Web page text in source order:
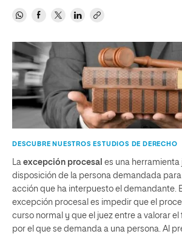
DESCUBRE NUESTROS ESTUDIOS DE DERECHO
La excepción procesal es una herramienta
disposición de la persona demandada para
acción que ha interpuesto el demandante.
excepción procesal es impedir que el
curso normal y que el juez entre a valorar
por el que se demanda a una persona. Al